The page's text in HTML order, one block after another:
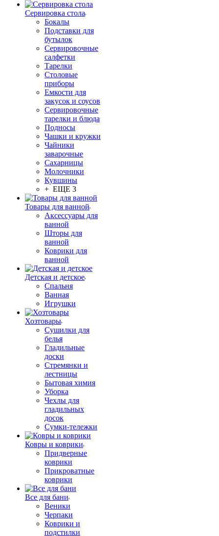
Сервировка стола
Бокалы
Подставки для
бутылок
Сервировочные
салфетки
Тарелки
Столовые
приборы
Емкости для
закусок и соусов
Сервировочные
тарелки и блюда
Подносы
Чашки и кружки
Чайники
заварочные
Сахарницы
Молочники
Кувшины
+ ЕЩЕ 3
Товары для ванной
Аксессуары для
ванной
Шторы для
ванной
Коврики для
ванной
Детская и детское
Спальня
Ванная
Игрушки
Хозтовары
Сушилки для
белья
Гладильные
доски
Стремянки и
лестницы
Бытовая химия
Уборка
Чехлы для
гладильных
досок
Сумки-тележки
Ковры и коврики
Придверные
коврики
Прикроватные
коврики
Все для бани
Веники
Черпаки
Коврики и
подстилки